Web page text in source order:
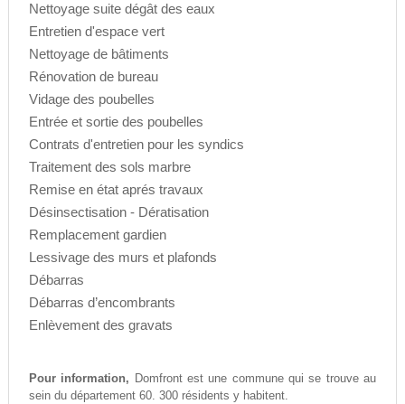
Nettoyage suite dégât des eaux
Entretien d'espace vert
Nettoyage de bâtiments
Rénovation de bureau
Vidage des poubelles
Entrée et sortie des poubelles
Contrats d'entretien pour les syndics
Traitement des sols marbre
Remise en état aprés travaux
Désinsectisation - Dératisation
Remplacement gardien
Lessivage des murs et plafonds
Débarras
Débarras d’encombrants
Enlèvement des gravats
Pour information, Domfront est une commune qui se trouve au
sein du département 60. 300 résidents y habitent.